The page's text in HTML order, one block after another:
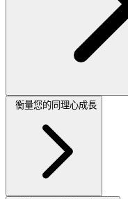
衡量您的同理心成長